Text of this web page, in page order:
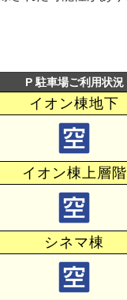
P 駐車場ご利用状況
イオン棟地下
イオン棟上層階
シネマ棟